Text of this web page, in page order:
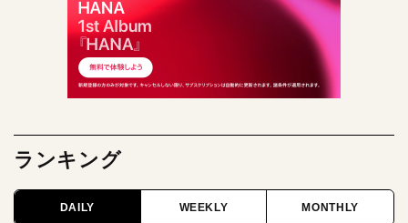
ランキング
DAILY WEEKLY MONTHLY